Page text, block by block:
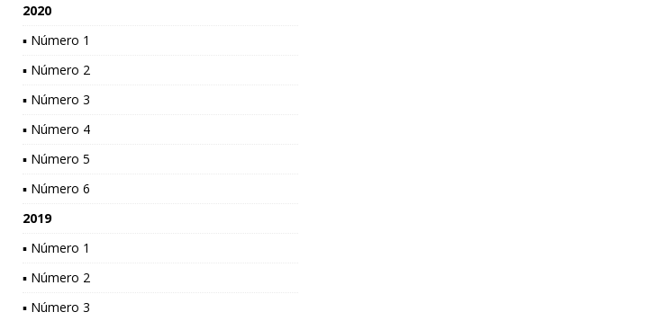
2020
▪ Número 1
▪ Número 2
▪ Número 3
▪ Número 4
▪ Número 5
▪ Número 6
2019
▪ Número 1
▪ Número 2
▪ Número 3